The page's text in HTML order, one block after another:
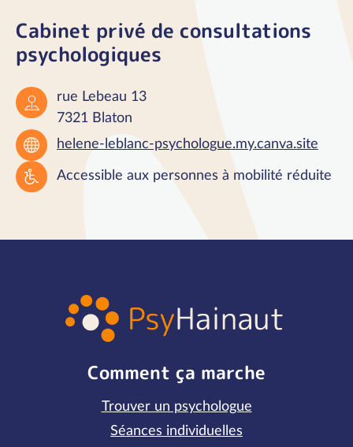
Cabinet privé de consultations
psychologiques
rue Lebeau 13
7321 Blaton
helene-leblanc-psychologue.my.canva.site
Accessible aux personnes à mobilité réduite
Comment ça marche
Trouver un psychologue
Séances individuelles